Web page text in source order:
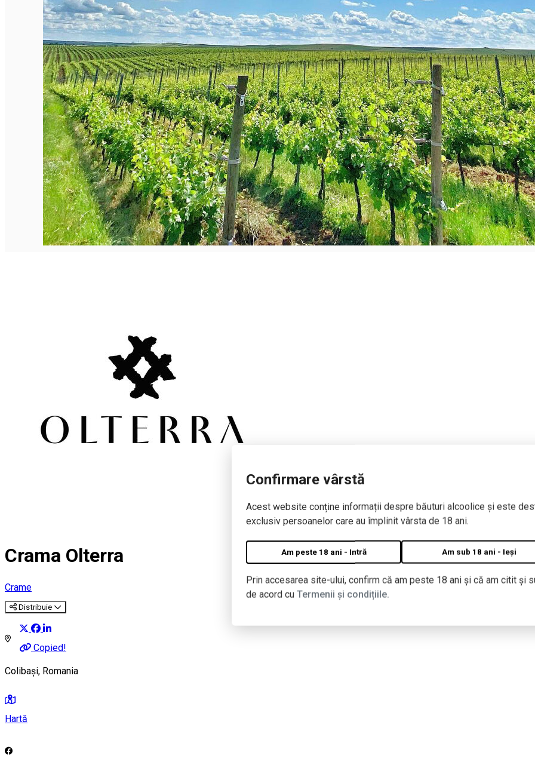
Confirmare vârstă
Acest website conține informații despre băuturi alcoolice și este
exclusiv persoanelor care au împlinit vârsta de 18 ani.
Am peste 18 ani - Intră Am sub 18 ani - Ieși
Prin accesarea site-ului, confirm că am peste 18 ani și că am citit și
de acord cu Termenii și condițiile.
English
Crama Olterra
Crame
Distribuie
Copied!
Colibași, Romania
Hartă